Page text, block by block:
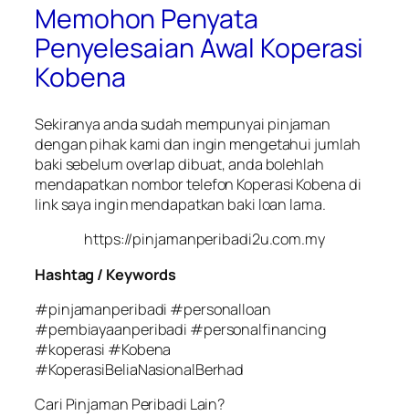
Memohon Penyata
Penyelesaian Awal Koperasi
Kobena
Sekiranya anda sudah mempunyai pinjaman
dengan pihak kami dan ingin mengetahui jumlah
baki sebelum overlap dibuat, anda bolehlah
mendapatkan nombor telefon Koperasi Kobena di
link saya ingin mendapatkan baki loan lama.
https://pinjamanperibadi2u.com.my
Hashtag / Keywords
#pinjamanperibadi #personalloan
#pembiayaanperibadi #personalfinancing
#koperasi #Kobena
#KoperasiBeliaNasionalBerhad
Cari Pinjaman Peribadi Lain?